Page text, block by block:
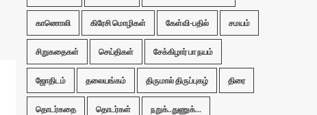
காணொலி கிரேசி மொழிகள் கேள்வி-பதில் சமயம்
சிறுகதைகள் செய்திகள் சேக்கிழார் பா நயம்
ஜோதிடம் தலையங்கம் திருமால் திருப்புகழ் திரை
தொடர்கதை தொடர்கள் நறுக்..துணுக்...